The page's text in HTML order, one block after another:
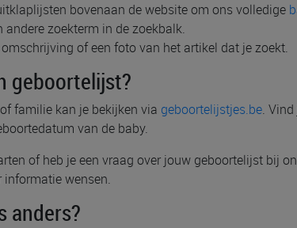
bovenaan de website om ons volledige
andere zoekterm in de zoekbalk.
of een foto van het artikel dat je zoekt.
geboortelijst?
familie kan je bekijken via geboortelijstjes.be.
van de baby.
of heb je een vraag over jouw geboortelijst bij
informatie wensen.
anders?